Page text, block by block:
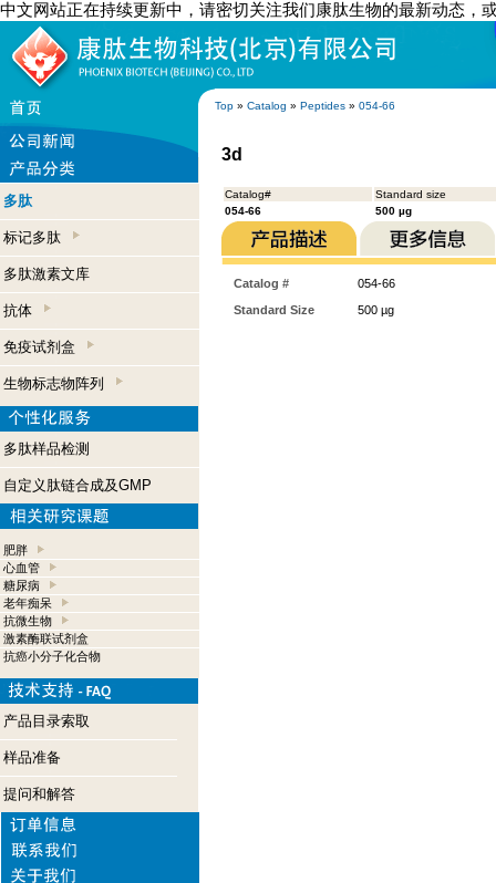
中文网站正在持续更新中，请密切关注我们康肽生物的最新动态，
Top » Catalog » Peptides » 054-66
多肽
标记多肽
多肽激素文库
抗体
免疫试剂盒
生物标志物阵列
多肽样品检测
自定义肽链合成及GMP
肥胖
心血管
糖尿病
老年痴呆
抗微生物
激素酶联试剂盒
抗癌小分子化合物
产品目录索取
样品准备
提问和解答
3d
Catalog#
Standard size
054-66
500 µg
Catalog #
054-66
Standard Size
500 µg